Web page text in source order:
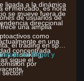
ligada a la dinámica
se mueve fuera de
direccional
en una
concentrada
sigue el
el mercado, es hora
de usuarios de
una amplia
como
el trading en spot,
y el staking.
por
sector!
en Bitget y